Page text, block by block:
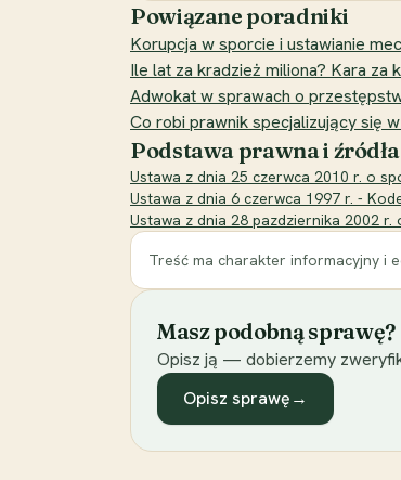
Powiązane poradniki
Korupcja w sporcie i ustawianie
Ile lat za kradzież miliona? Kara za
Adwokat w sprawach o
Co robi prawnik specjalizujący się
Podstawa prawna i źródła
Ustawa z dnia 25 czerwca 2010 r. o
Ustawa z dnia 6 czerwca 1997 r. -
Ustawa z dnia 28 pazdziernika 2002
Treść ma charakter informacyjny i
Masz podobną sprawę?
Opisz ją — dobierzemy
Opisz sprawę→